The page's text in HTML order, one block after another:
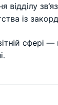
відділу
із
сфері